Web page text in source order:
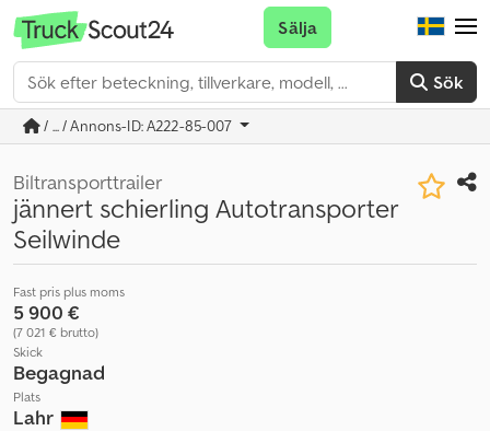
Sök
Sälja
/ ... / Annons-ID: A222-85-007
Biltransporttrailer
jännert schierling Autotransporter
Seilwinde
Fast pris plus moms
5 900 €
(7 021 € brutto)
Skick
Begagnad
Plats
Lahr